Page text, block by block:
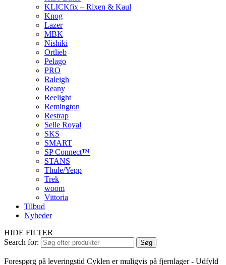
KLICKfix – Rixen & Kaul
Knog
Lazer
MBK
Nishiki
Ortlieb
Pelago
PRO
Raleigh
Reany
Reelight
Remington
Restrap
Selle Royal
SKS
SMART
SP Connect™
STANS
Thule/Yepp
Trek
woom
Vittoria
Tilbud
Nyheder
HIDE FILTER
Search for:
Søg
Forespørg på leveringstid Cyklen er muligvis på fjernlager - Udfyld